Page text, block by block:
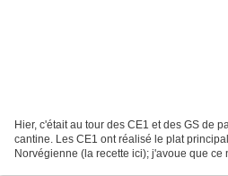
Hier, c'était au tour des CE1 et des GS de
cantine. Les CE1 ont réalisé le plat
Norvégienne (la recette ici); j'avoue que ce